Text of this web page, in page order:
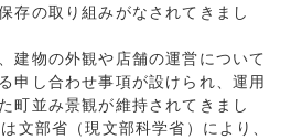
存の取り組みがなされてきまし
建物の外観や店舗の運営について
申し合わせ事項が設けられ、運用
町並み景観が維持されてきまし
文部省（現文部科学省）により、